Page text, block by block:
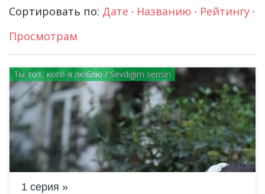
Сортировать по: Дате · Названию · Рейтингу ·
Просмотрам
Ты тот, кого я люблю / Sevdigim sensin
1 серия